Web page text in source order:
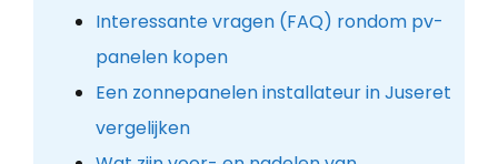
Interessante vragen (FAQ) rondom pv-
panelen kopen
Een zonnepanelen installateur in Juseret
vergelijken